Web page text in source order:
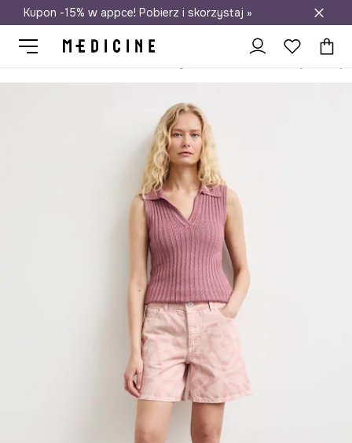
Darmowa dostawa do salonów
Kupon -15% w appce! Pobierz i skorzystaj »